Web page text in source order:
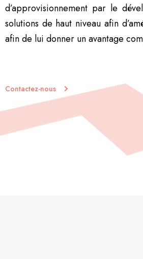
d’approvisionnement par le
solutions de haut niveau afin
afin de lui donner un avantage
Contactez-nous